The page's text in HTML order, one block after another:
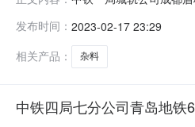
优且产品符合要求
发布时间： 2023-02-17 23:29
相关产品：
杂料
中铁四局七分公司青岛地